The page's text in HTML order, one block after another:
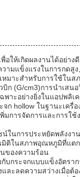
ให้เกิดผลงานได้อย่าง
มแข็งแรงในการกดสู
มาะสําหรับการใช้ในส
ก (G/cm3)การนําเส
ะอย่างยิ่งในแอปพลิเ
ก hollow ในฐานะเครื่
มการจัดการและการใ
ในการประหยัดพลังงา
ติในสภาพอุณหภูมิที่แต
ของความร้อน
บกระจกแบบแข็งอัตรา
ละลดความสว่างเมื่อต้